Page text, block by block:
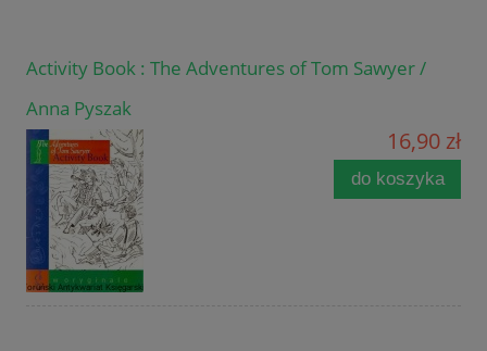
Activity Book : The Adventures of Tom Sawyer /
Anna Pyszak
16,90 zł
do koszyka